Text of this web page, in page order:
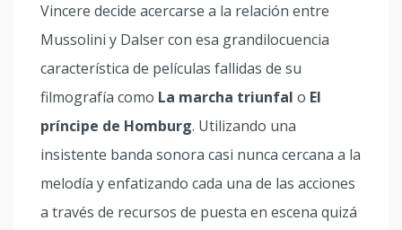
Vincere decide acercarse a la relación entre
Mussolini y Dalser con esa grandilocuencia
característica de películas fallidas de su
filmografía como La marcha triunfal o El
príncipe de Homburg. Utilizando una
insistente banda sonora casi nunca cercana a la
melodía y enfatizando cada una de las acciones
a través de recursos de puesta en escena quizá